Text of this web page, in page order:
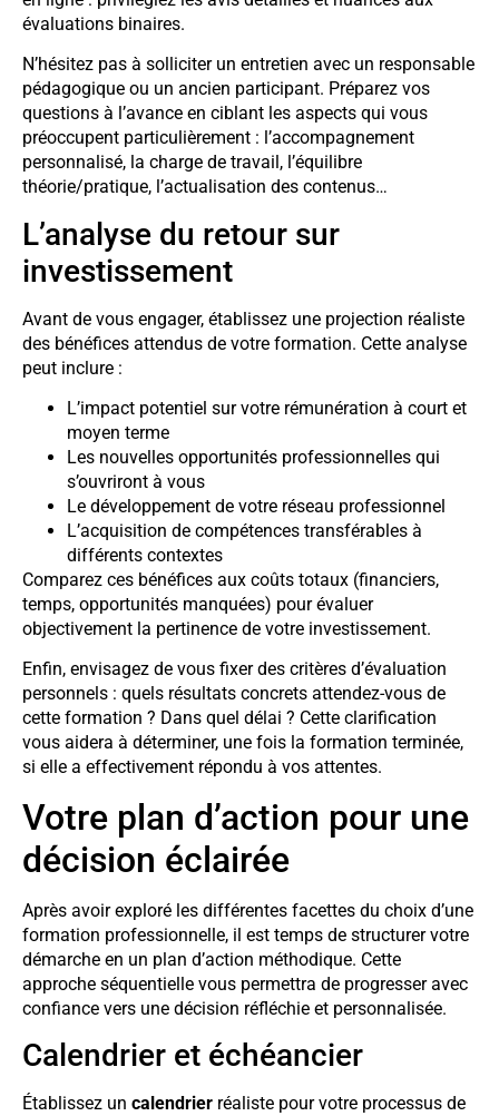
évaluations binaires.
N’hésitez pas à solliciter un entretien avec un responsable
pédagogique ou un ancien participant. Préparez vos
questions à l’avance en ciblant les aspects qui vous
préoccupent particulièrement : l’accompagnement
personnalisé, la charge de travail, l’équilibre
théorie/pratique, l’actualisation des contenus…
L’analyse du retour sur
investissement
Avant de vous engager, établissez une projection réaliste
des bénéfices attendus de votre formation. Cette analyse
peut inclure :
L’impact potentiel sur votre rémunération à court et
moyen terme
Les nouvelles opportunités professionnelles qui
s’ouvriront à vous
Le développement de votre réseau professionnel
L’acquisition de compétences transférables à
différents contextes
Comparez ces bénéfices aux coûts totaux (financiers,
temps, opportunités manquées) pour évaluer
objectivement la pertinence de votre investissement.
Enfin, envisagez de vous fixer des critères d’évaluation
personnels : quels résultats concrets attendez-vous de
cette formation ? Dans quel délai ? Cette clarification
vous aidera à déterminer, une fois la formation terminée,
si elle a effectivement répondu à vos attentes.
Votre plan d’action pour une
décision éclairée
Après avoir exploré les différentes facettes du choix d’une
formation professionnelle, il est temps de structurer votre
démarche en un plan d’action méthodique. Cette
approche séquentielle vous permettra de progresser avec
confiance vers une décision réfléchie et personnalisée.
Calendrier et échéancier
Établissez un calendrier réaliste pour votre processus de